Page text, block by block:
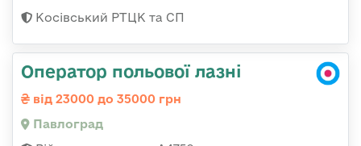
Косівський РТЦК та СП
Оператор польової лазні
від 23000 до 35000 грн
Павлоград